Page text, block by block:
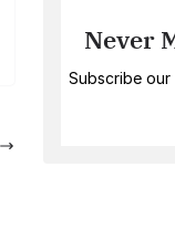
Never
Subscribe